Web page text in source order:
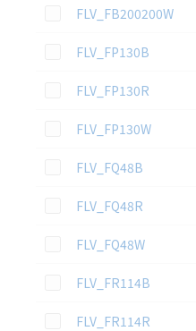
この資料を選択
FLV_FB200200W
この資料を選択
FLV_FP130B
この資料を選択
FLV_FP130R
この資料を選択
FLV_FP130W
この資料を選択
FLV_FQ48B
この資料を選択
FLV_FQ48R
この資料を選択
FLV_FQ48W
この資料を選択
FLV_FR114B
この資料を選択
FLV_FR114R